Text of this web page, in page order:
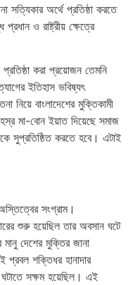
অর্থে প্রতিষ্ঠা করতে
ও রাষ্ট্রীয় ক্ষেত্রে
করা প্রয়োজন তেমনি
ইতিহাস ভবিষ্যৎ
নিয়ে বাংলাদেশের মুক্তিকামী
মা-বোন ইয়াত দিয়েছে সমাজ
সুপ্রতিষ্ঠিত করতে হবে। এটাই
সংগ্রাম।
শুরু হয়েছিল তার অবসান ঘটে
দেশের মুক্তির জানা
প্রবল শক্তিধর হানাদার
ঘটাতে সক্ষম হয়েছিল। এই